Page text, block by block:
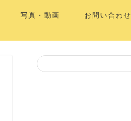
写真・動画 お問い合わせ